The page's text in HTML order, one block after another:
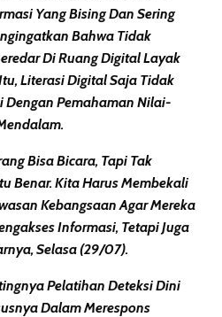
Yang Bising Dan Sering
Bahwa Tidak
Di Ruang Digital Layak
Literasi Digital Saja Tidak
Dengan Pemahaman Nilai-
Bisa Bicara, Tapi Tak
Benar. Kita Harus Membekali
Kebangsaan Agar Mereka
Informasi, Tetapi Juga
Selasa (29/07).
Pelatihan Deteksi Dini
Dalam Merespons